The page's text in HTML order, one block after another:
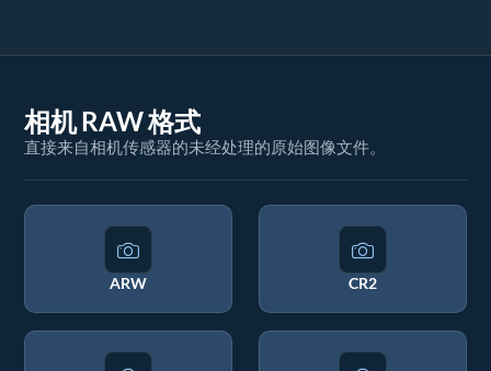
相机 RAW 格式
直接来自相机传感器的未经处理的原始图像文件。
ARW CR2